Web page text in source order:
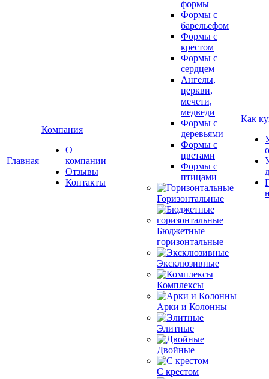
Главная
Компания
О
компании
Отзывы
Контакты
формы
Формы с
барельефом
Формы с
крестом
Формы с
сердцем
Ангелы,
церкви,
мечети,
медведи
Формы с
деревьями
Формы с
цветами
Формы с
птицами
Горизонтальные
Бюджетные
горизонтальные
Эксклюзивные
Комплексы
Арки и Колонны
Элитные
Двойные
С крестом
Как